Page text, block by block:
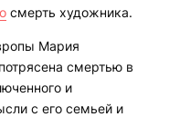
смерть художника.
Мария
смертью в
и
с его семьей и